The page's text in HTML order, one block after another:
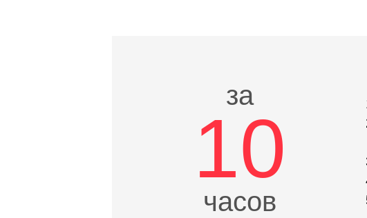
за
10
часов